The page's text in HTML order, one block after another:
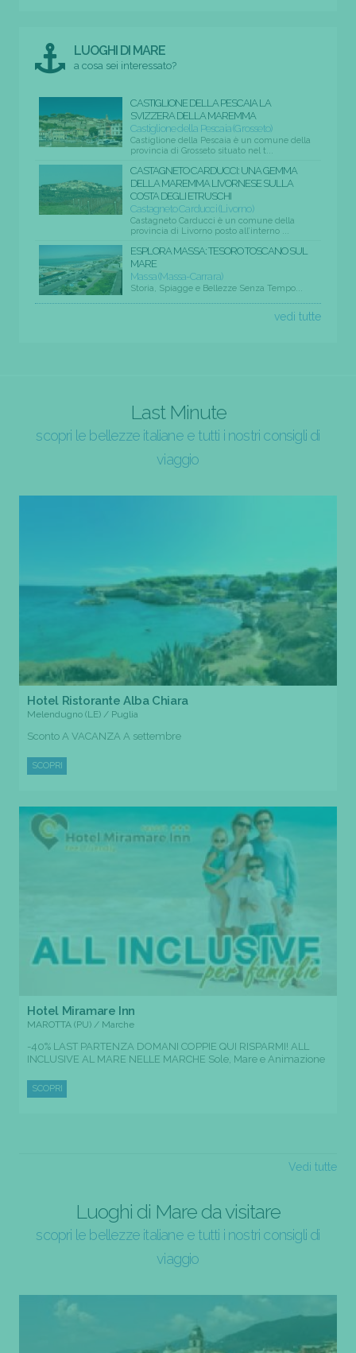
LUOGHI DI MARE
a cosa sei interessato?
CASTIGLIONE DELLA PESCAIA LA
SVIZZERA DELLA MAREMMA
Castiglione della Pescaia (Grosseto)
Castiglione della Pescaia è un comune della
provincia di Grosseto situato nel t...
CASTAGNETO CARDUCCI: UNA GEMMA
DELLA MAREMMA LIVORNESE SULLA
COSTA DEGLI ETRUSCHI
Castagneto Carducci (Livorno)
Castagneto Carducci è un comune della
provincia di Livorno posto all’interno ...
ESPLORA MASSA: TESORO TOSCANO SUL
MARE
Massa (Massa-Carrara)
Storia, Spiagge e Bellezze Senza Tempo...
vedi tutte
Last Minute
scopri le bellezze italiane e tutti i nostri consigli di
viaggio
Hotel Ristorante Alba Chiara
Melendugno (LE) / Puglia
Sconto A VACANZA A settembre
SCOPRI
Hotel Miramare Inn
MAROTTA (PU) / Marche
-40% LAST PARTENZA DOMANI COPPIE QUI RISPARMI! ALL
INCLUSIVE AL MARE NELLE MARCHE Sole, Mare e Animazione
SCOPRI
Vedi tutte
Luoghi di Mare da visitare
scopri le bellezze italiane e tutti i nostri consigli di
viaggio